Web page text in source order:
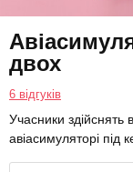
двох
6 відгуків
Учасники здійснять
авіасимуляторі під